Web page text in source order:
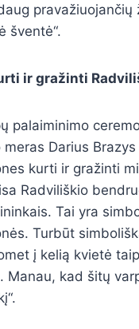
pravažiuojančių
šventė“.
ir gražinti
palaiminimo
meras Darius Brazys
kurti ir gražinti
Radviliškio
Tai yra
Turbūt
į kelią kvietė
kad šitų